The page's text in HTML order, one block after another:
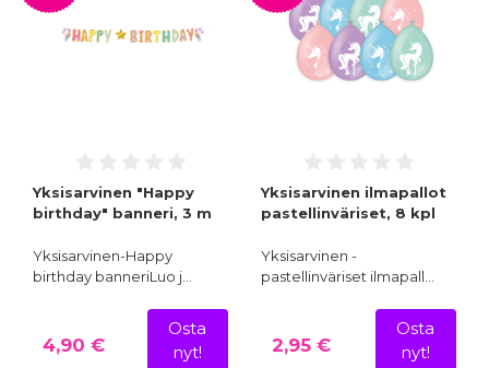
Yksisarvinen "Happy
birthday" banneri, 3 m
Yksisarvinen-Happy
birthday banneriLuo j…
4,90 €
Osta
nyt!
Yksisarvinen ilmapallot
pastellinväriset, 8 kpl
Yksisarvinen -
pastellinväriset ilmapall…
2,95 €
Osta
nyt!